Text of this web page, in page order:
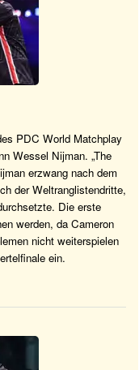
PDC World Matchplay
Wessel Nijman. „The
erzwang nach dem
der Weltranglistendritte,
Die erste
werden, da Cameron
nicht weiterspielen
ein.